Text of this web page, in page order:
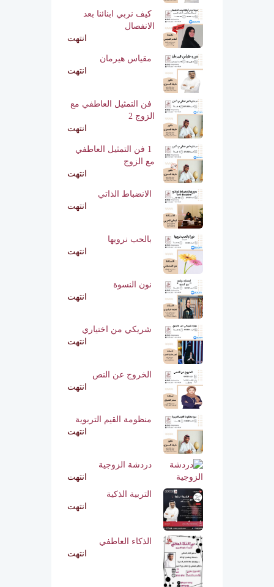
كيف نربي ابنائنا بعد
الانفصال
انتهت
مقياس هيرمان
انتهت
فن التمثيل العاطفي مع
الزوج 2
انتهت
1 فن التمثيل العاطفي
مع الزوج
انتهت
الانضباط الذاتي
انتهت
بالحب نرويها
انتهت
نون النسوة
انتهت
شريكي من اختياري
انتهت
الخروج عن النص
انتهت
منظومة القيم التربوية
انتهت
دردشة الزوجية
انتهت
التربية الذكية
انتهت
الذكاء العاطفي
انتهت